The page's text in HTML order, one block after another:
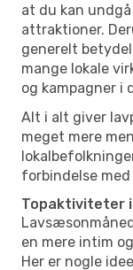
at du kan
attraktioner.
generelt
mange lokale
og kampagner i
Alt i alt giver
meget mere
forbindelse
Topaktiviteter
en mere intim
Her er nogle